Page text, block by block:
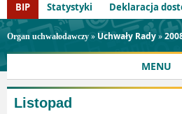
BIP
Statystyki Deklaracja
Organ uchwałodawczy » Uchwały Rady»
MENU
Listopad